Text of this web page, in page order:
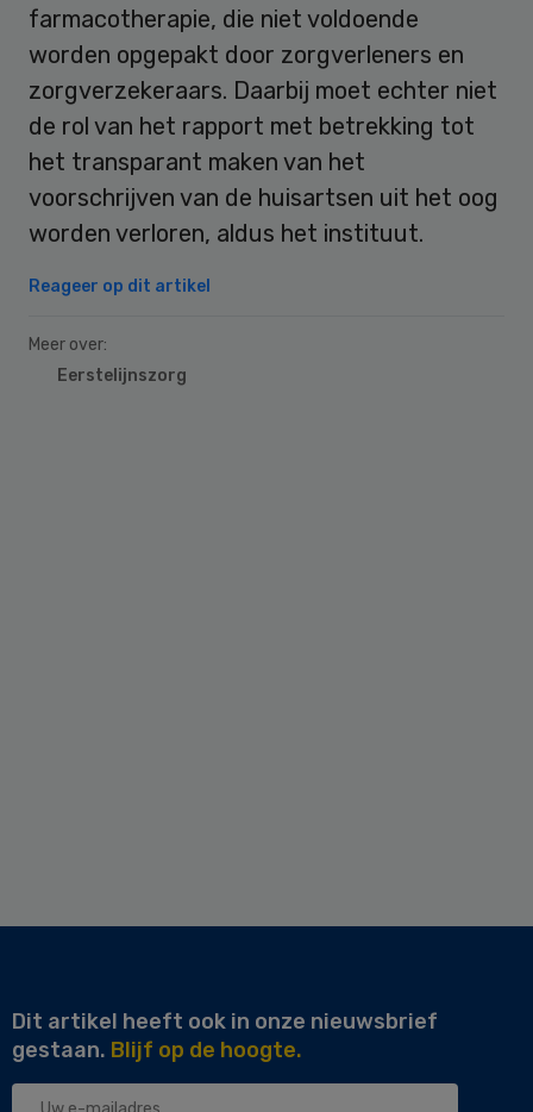
farmacotherapie, die niet voldoende
worden opgepakt door zorgverleners en
zorgverzekeraars. Daarbij moet echter niet
de rol van het rapport met betrekking tot
het transparant maken van het
voorschrijven van de huisartsen uit het oog
worden verloren, aldus het instituut.
Reageer op dit artikel
Meer over:
Eerstelijnszorg
Dit artikel heeft ook in onze nieuwsbrief
gestaan. Blijf op de hoogte.
Uw